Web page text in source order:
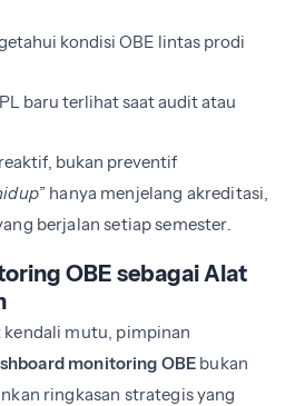
kondisi OBE lintas prodi
baru terlihat saat audit atau
bukan preventif
” hanya menjelang akreditasi,
berjalan setiap semester.
OBE sebagai Alat
mutu, pimpinan
monitoring OBE bukan
ringkasan strategis yang